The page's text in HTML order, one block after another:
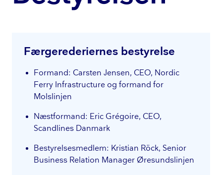
Fær­ge­re­de­ri­er­nes bestyrelse
Formand: Carsten Jensen, CEO, Nordic
Ferry Infrastructure og formand for
Molslinjen
Næstformand: Eric Grégoire, CEO,
Scandlines Danmark
Be­sty­rel­ses­med­lem: Kristian Röck, Senior
Business Relation Manager Øresundslinjen